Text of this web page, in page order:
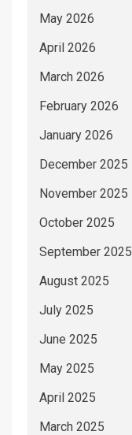
May 2026
April 2026
March 2026
February 2026
January 2026
December 2025
November 2025
October 2025
September 2025
August 2025
July 2025
June 2025
May 2025
April 2025
March 2025